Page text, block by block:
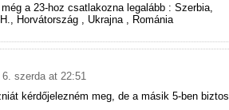
a 23-hoz csatlakozna legalább : Szerbia,
Horvátország , Ukrajna , Románia
szerda at 22:51
kérdőjelezném meg, de a másik 5-ben biztos